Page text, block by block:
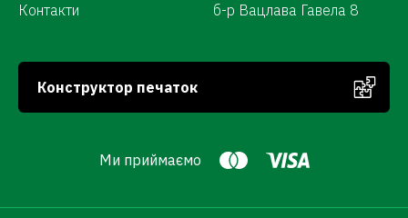
Контакти
б-р Вацлава Гавела 8
Конструктор печаток
Ми приймаємо